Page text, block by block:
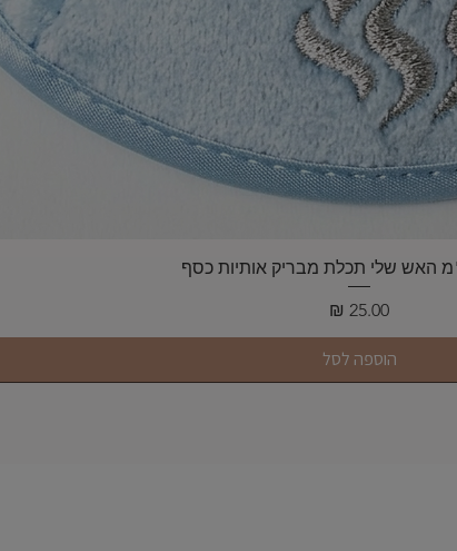
תצוגה מהירה
מחיר
הוספה לסל